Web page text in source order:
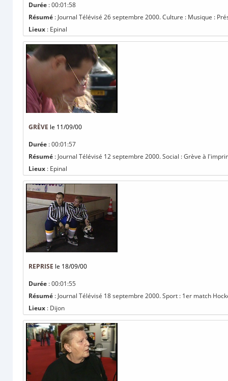
Durée : 00:01:58
Résumé : Journal Télévisé 26 septembre 2000. Culture : Musique :
Lieux : Epinal
GRÈVE le 11/09/00
Durée : 00:01:57
Résumé : Journal Télévisé 12 septembre 2000. Social : Grève à
Lieux : Epinal
REPRISE le 18/09/00
Durée : 00:01:55
Résumé : Journal Télévisé 18 septembre 2000. Sport : 1er match
Lieux : Dijon